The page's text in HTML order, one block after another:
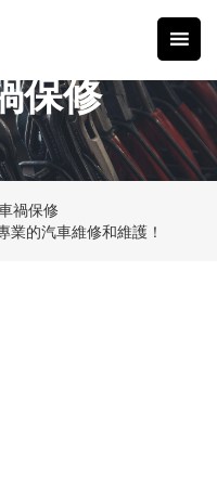
保修
禍保修
業的汽車維修和維護！